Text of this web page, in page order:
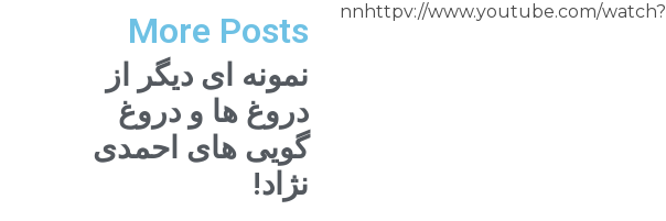
برنامه تلويزيونى “پرتو نور” شماره ۱۴۴۴nاصلاح دينى و تاريخ مين گذاري شده!nبه مدت ۵۷ دقيقهnnhttpv://www.youtube.com/watch?
More Posts
نمونه ای دیگر از
دروغ ها و دروغ
گویی های احمدی
نژاد!